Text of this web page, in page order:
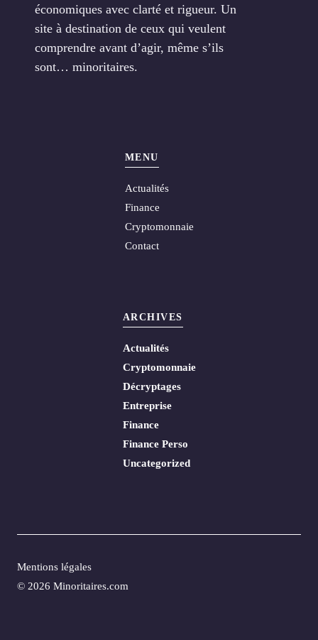
économiques avec clarté et rigueur. Un
site à destination de ceux qui veulent
comprendre avant d’agir, même s’ils
sont… minoritaires.
MENU
Actualités
Finance
Cryptomonnaie
Contact
ARCHIVES
Actualités
Cryptomonnaie
Décryptages
Entreprise
Finance
Finance Perso
Uncategorized
© 2026 Minoritaires.com
Mentions légales